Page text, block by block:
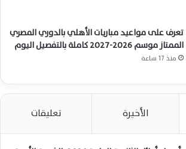
تعرف على مواعيد مباريات الأهلي بالدوري المصري
الممتاز موسم 2026-2027 كاملة بالتفصيل اليوم
منذ 17 ساعة
الأخيرة تعليقات